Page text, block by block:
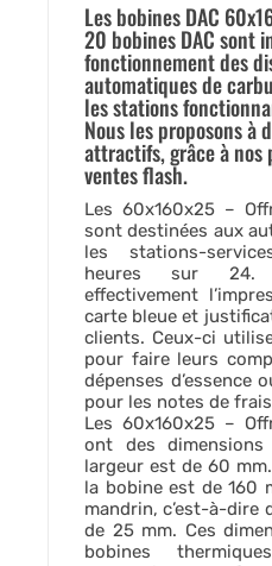
Les bobines DAC
20 bobines DAC sont
fonctionnement des
automatiques de
les stations
Nous les proposons à
attractifs, grâce à nos
ventes flash.
Les 60x160x25 –
sont destinées aux
les stations-
heures sur 24.
effectivement
carte bleue et
clients. Ceux-ci
pour faire leurs
dépenses d’essence
pour les notes de
Les 60x160x25 –
ont des dimensions
largeur est de 60
la bobine est de 160
mandrin, c’est-à-dire
de 25 mm. Ces
bobines